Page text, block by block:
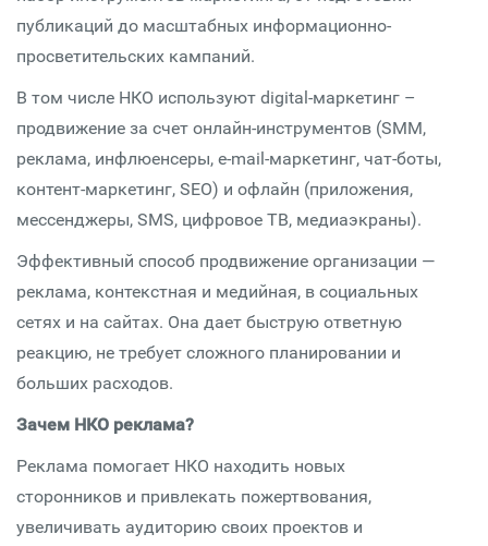
публикаций до масштабных информационно-
просветительских кампаний.
В том числе НКО используют digital-маркетинг –
продвижение за счет онлайн-инструментов (SMM,
реклама, инфлюенсеры, e-mail-маркетинг, чат-боты,
контент-маркетинг, SEO) и офлайн (приложения,
мессенджеры, SMS, цифровое ТВ, медиаэкраны).
Эффективный способ продвижение организации —
реклама, контекстная и медийная, в социальных
сетях и на сайтах. Она дает быструю ответную
реакцию, не требует сложного планировании и
больших расходов.
Зачем НКО реклама?
Реклама помогает НКО находить новых
сторонников и привлекать пожертвования,
увеличивать аудиторию своих проектов и